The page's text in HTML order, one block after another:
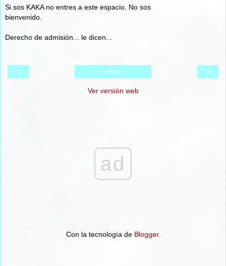
Si sos KAKA no entres a este espacio. No sos
bienvenido.
Derecho de admisión... le dicen...
‹ ›
Inicio
Ver versión web
ad
Con la tecnología de Blogger.